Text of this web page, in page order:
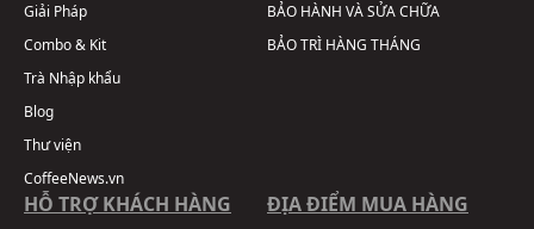
Giải Pháp
Combo & Kit
Trà Nhập khẩu
Blog
Thư viện
CoffeeNews.vn
BẢO HÀNH VÀ SỬA CHỮA
BẢO TRÌ HÀNG THÁNG
HỖ TRỢ KHÁCH HÀNG ĐỊA ĐIỂM MUA HÀNG